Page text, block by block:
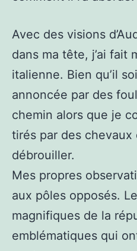
Avec des visions
dans ma tête, j’ai fait
italienne. Bien qu’il
annoncée par des
chemin alors que je
tirés par des chevaux
débrouiller.
Mes propres
aux pôles opposés.
magnifiques de la
emblématiques qui